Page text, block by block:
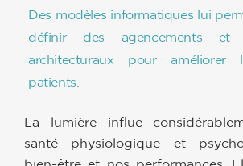
Des modèles informatiques lui
définir des agencements et
architecturaux pour
patients.
La lumière influe
santé physiologique et